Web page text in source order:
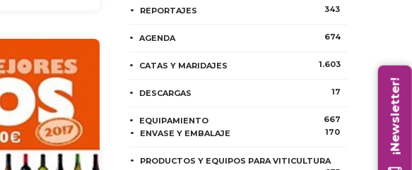
REPORTAJES 343
AGENDA 674
CATAS Y MARIDAJES 1.603
DESCARGAS 17
EQUIPAMIENTO
667
ENVASE Y EMBALAJE
170
PRODUCTOS Y EQUIPOS PARA VITICULTURA
¡Newsletter!